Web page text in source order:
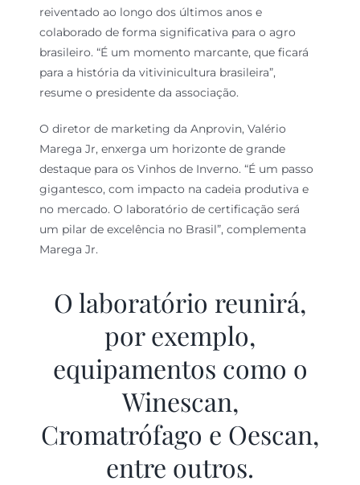
reiventado ao longo dos últimos anos e
colaborado de forma significativa para o agro
brasileiro. “É um momento marcante, que ficará
para a história da vitivinicultura brasileira”,
resume o presidente da associação.
O diretor de marketing da Anprovin, Valério
Marega Jr, enxerga um horizonte de grande
destaque para os Vinhos de Inverno. “É um passo
gigantesco, com impacto na cadeia produtiva e
no mercado. O laboratório de certificação será
um pilar de excelência no Brasil”, complementa
Marega Jr.
O laboratório reunirá,
por exemplo,
equipamentos como o
Winescan,
Cromatrófago e Oescan,
entre outros.